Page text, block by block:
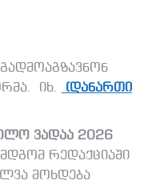
იხ.
(დანართი
ვადაა 2026
რედაქციაში
მოხდება